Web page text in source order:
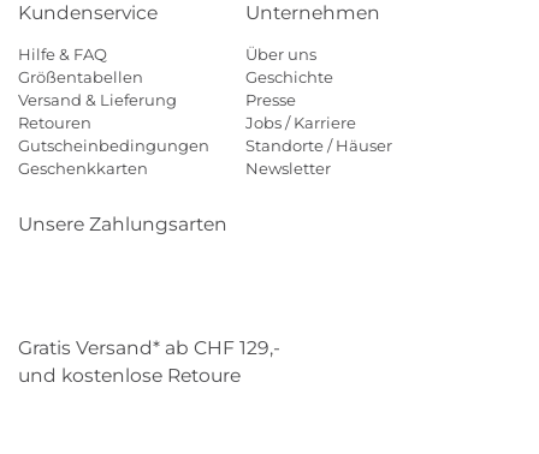
Kundenservice
Hilfe & FAQ
Größentabellen
Versand & Lieferung
Retouren
Gutscheinbedingungen
Geschenkkarten
Unternehmen
Über uns
Geschichte
Presse
Jobs / Karriere
Standorte / Häuser
Newsletter
Unsere Zahlungsarten
Gratis Versand* ab CHF 129,-
und kostenlose Retoure